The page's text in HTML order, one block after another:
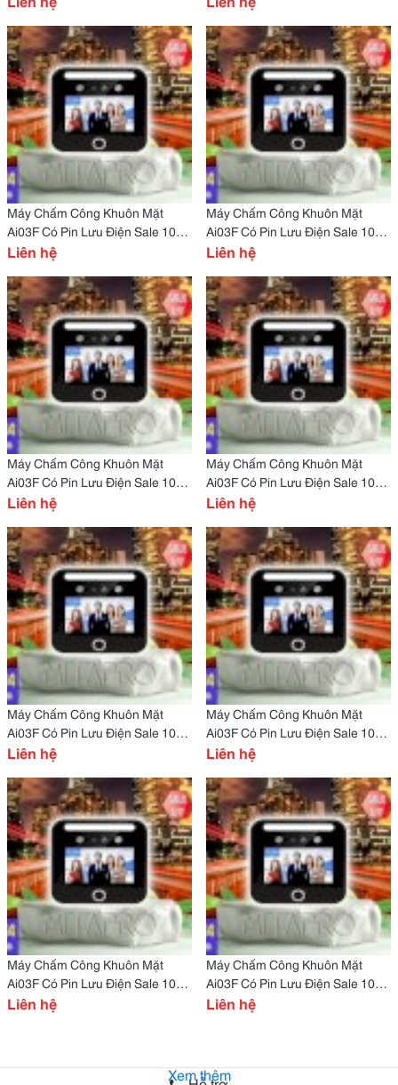
Máy Chấm Công Khuôn Mặt
Ai03F Có Pin Lưu Điện Sale 10%
Cho Quán Nhậu Tại Thừa Thiên
Liên hệ
Máy Chấm Công Khuôn Mặt
Ai03F Có Pin Lưu Điện Sale 10%
Cho Quán Nhậu Tại Thanh Hoá
Liên hệ
Máy Chấm Công Khuôn Mặt
Ai03F Có Pin Lưu Điện Sale 10%
Cho Quán Nhậu Tại Thái Nguyên
Liên hệ
Máy Chấm Công Khuôn Mặt
Ai03F Có Pin Lưu Điện Sale 10%
Cho Quán Nhậu Tại Thái Bình
Liên hệ
Máy Chấm Công Khuôn Mặt
Ai03F Có Pin Lưu Điện Sale 10%
Cho Quán Nhậu Tại Tây Ninh
Liên hệ
Máy Chấm Công Khuôn Mặt
Ai03F Có Pin Lưu Điện Sale 10%
Cho Quán Nhậu Tại Sơn La
Liên hệ
Máy Chấm Công Khuôn Mặt
Ai03F Có Pin Lưu Điện Sale 10%
Cho Quán Nhậu Tại Sóc Trăng
Liên hệ
Máy Chấm Công Khuôn Mặt
Ai03F Có Pin Lưu Điện Sale 10%
Cho Quán Nhậu Tại Quảng Trị
Liên hệ
Xem thêm